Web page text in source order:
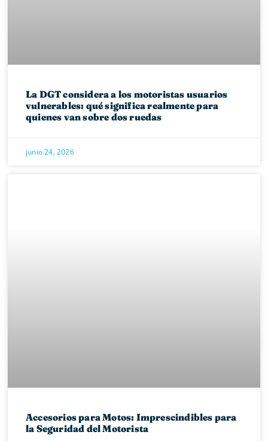
La DGT considera a los motoristas usuarios
vulnerables: qué significa realmente para
quienes van sobre dos ruedas
junio 24, 2026
Accesorios para Motos: Imprescindibles para
la Seguridad del Motorista